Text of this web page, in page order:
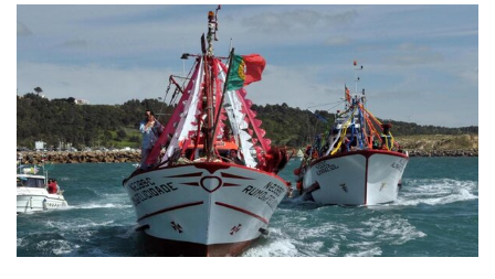
Nazaré assinala Dia do Homem do Mar